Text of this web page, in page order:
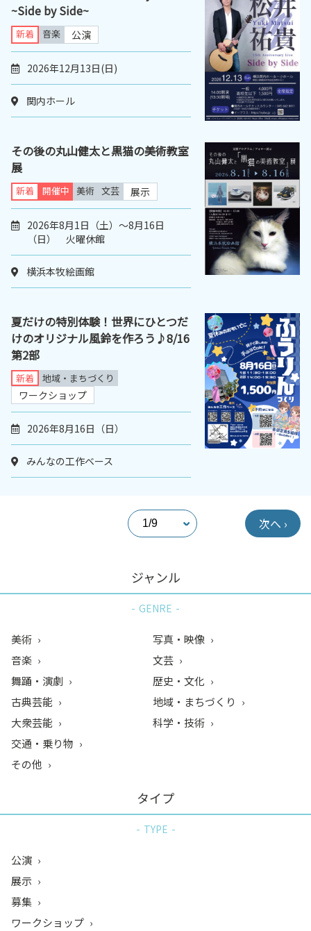
~Side by Side~
新着 音楽 公演
2026年12月13日(日)
関内ホール
その後の丸山健太と黒猫の美術教室
展
新着 開催中 美術 文芸 展示
2026年8月1日（土）～8月16日
（日） 火曜休館
横浜本牧絵画館
夏だけの特別体験！世界にひとつだ
けのオリジナル風鈴を作ろう♪8/16
第2部
新着 地域・まちづくり
ワークショップ
2026年8月16日（日）
みんなの工作ベース
次へ ›
ジャンル
GENRE
美術
音楽
舞踊・演劇
古典芸能
大衆芸能
写真・映像
文芸
歴史・文化
地域・まちづくり
科学・技術
交通・乗り物
その他
タイプ
TYPE
公演
展示
募集
ワークショップ